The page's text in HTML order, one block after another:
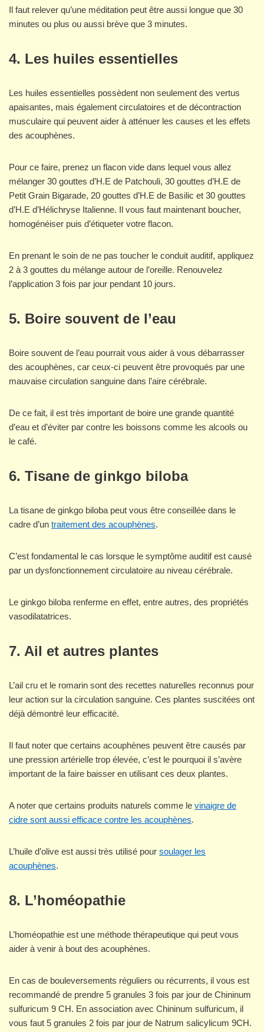
Il faut relever qu’une méditation peut être aussi longue que 30
minutes ou plus ou aussi brève que 3 minutes.
4. Les huiles essentielles
Les huiles essentielles possèdent non seulement des vertus
apaisantes, mais également circulatoires et de décontraction
musculaire qui peuvent aider à atténuer les causes et les effets
des acouphènes.
Pour ce faire, prenez un flacon vide dans lequel vous allez
mélanger 30 gouttes d’H.E de Patchouli, 30 gouttes d’H.E de
Petit Grain Bigarade, 20 gouttes d’H.E de Basilic et 30 gouttes
d’H.E d’Hélichryse Italienne. Il vous faut maintenant boucher,
homogénéiser puis d’étiqueter votre flacon.
En prenant le soin de ne pas toucher le conduit auditif, appliquez
2 à 3 gouttes du mélange autour de l’oreille. Renouvelez
l’application 3 fois par jour pendant 10 jours.
5. Boire souvent de l’eau
Boire souvent de l’eau pourrait vous aider à vous débarrasser
des acouphènes, car ceux-ci peuvent être provoqués par une
mauvaise circulation sanguine dans l’aire cérébrale.
De ce fait, il est très important de boire une grande quantité
d’eau et d’éviter par contre les boissons comme les alcools ou
le café.
6. Tisane de ginkgo biloba
La tisane de ginkgo biloba peut vous être conseillée dans le
cadre d’un traitement des acouphènes.
C’est fondamental le cas lorsque le symptôme auditif est causé
par un dysfonctionnement circulatoire au niveau cérébrale.
Le ginkgo biloba renferme en effet, entre autres, des propriétés
vasodilatatrices.
7. Ail et autres plantes
L’ail cru et le romarin sont des recettes naturelles reconnus pour
leur action sur la circulation sanguine. Ces plantes suscitées ont
déjà démontré leur efficacité.
Il faut noter que certains acouphènes peuvent être causés par
une pression artérielle trop élevée, c’est le pourquoi il s’avère
important de la faire baisser en utilisant ces deux plantes.
A noter que certains produits naturels comme le vinaigre de
cidre sont aussi efficace contre les acouphènes.
L’huile d’olive est aussi très utilisé pour soulager les
acouphènes.
8. L’homéopathie
L’homéopathie est une méthode thérapeutique qui peut vous
aider à venir à bout des acouphènes.
En cas de bouleversements réguliers ou récurrents, il vous est
recommandé de prendre 5 granules 3 fois par jour de Chininum
sulfuricum 9 CH. En association avec Chininum sulfuricum, il
vous faut 5 granules 2 fois par jour de Natrum salicylicum 9CH.